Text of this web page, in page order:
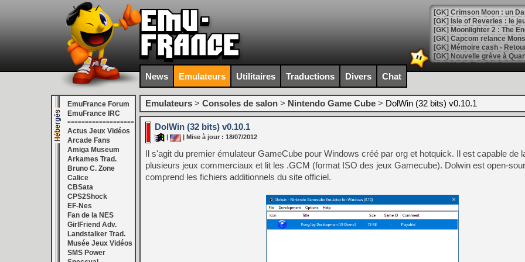
[GK] Crimson Moon : un
[GK] Isle of Reveries : le
[GK] Moonlighter 2 : The
[GK] Capcom relance
[Mo5] Deux inédits du
[GK] Le beat'em up The
[GK] Endless Legend 2 :
[LS] [PS5] Le WebKit
[GK] Oubliez Crazy Taxi,
[LS] [Switch] NSZ 5.0.0
[GK] No More Room in
[GK] Un chatbot Atelier
[GK] Mémoire cash -
[GK] Nvidia : le prix des
News Emulateurs Utilitaires Traductions Divers Chat
EmuFrance Forum
EmuFrance IRC
===================
Actus Jeux Vidéos
Arcade Fans
Amiga Museum
Arkames Trad.
Bruno C. Zone
Calice
CBSata
CPS2Shock
EF-Nes
Fan de la NES
GirlFriend Adv.
Landstalker Trad.
Musée Jeux Vidéos
SMS Power
Emulateurs > Consoles de salon > Nintendo Game Cube > DolWin (32 bits) v0.10.1
DolWin (32 bits) v0.10.1
| Mise à jour : 18/07/2012
Il s'agit du premier émulateur GameCube pour Windows créé par org et hotquick. Il est capable de
plusieurs jeux commerciaux et lit les .GCM (format ISO des jeux Gamecube). Dolwin est open-
comprend les fichiers additionnels du site officiel.